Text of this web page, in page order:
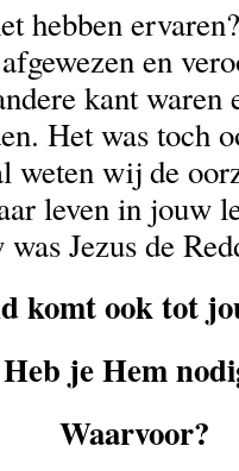
hebben
en
kant waren
Het was toch
weten wij de
leven in jouw
Jezus de
komt ook tot
Heb je Hem
Waarvoor?